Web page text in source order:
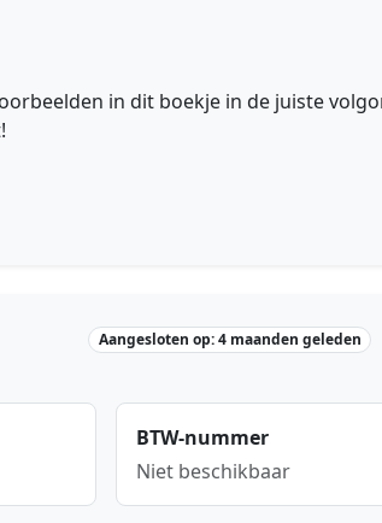
in dit boekje in de juiste
Aangesloten op: 4 maanden geleden
BTW-nummer
Niet beschikbaar